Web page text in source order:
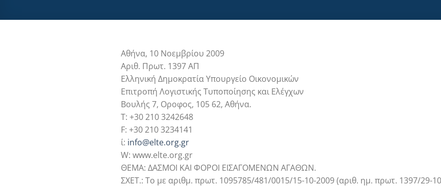
Αθήνα, 10 Νοεμβρίου 2009
Αριθ. Πρωτ. 1397 ΑΠ
Ελληνική Δημοκρατία Υπουργείο Οικονομικών
Επιτροπή Λογιστικής Τυποποίησης και Ελέγχων
Βουλής 7, Οροφος, 105 62, Αθήνα.
Τ: +30 210 3242648
F: +30 210 3234141
ί: info@elte.org.gr
W: www.elte.org.gr
ΘΕΜΑ: ΔΑΣΜΟΙ ΚΑΙ ΦΟΡΟΙ ΕΙΣΑΓΟΜΕΝΩΝ ΑΓΑΘΩΝ.
ΣΧΕΤ.: Το με αριθμ. πρωτ. 1095785/481/0015/15-10-2009 (αριθ. ημ. πρωτ. 1397/29-